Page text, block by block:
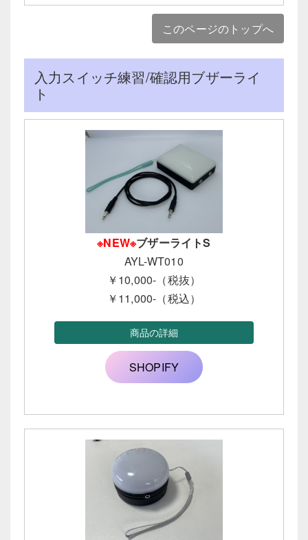
このページのトップへ
入力スイッチ練習/確認用ブザーライ
ト
※NEW※ブザーライトS
AYL-WT010
￥10,000-（税抜）
￥11,000-（税込）
商品の詳細
SHOPIFY